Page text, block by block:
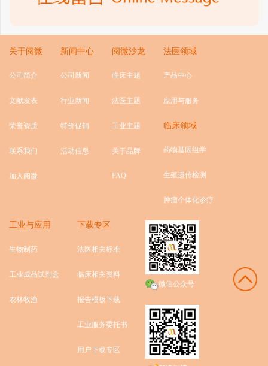
关于阅微
公司简介
文献发表
荣誉资质
联系我们
加入阅微
新闻中心
公司新闻
行业新闻
特价促销
活动信息
阅微沙龙
临床主题
法医主题
工业主题
关于品牌
FAQ
法医领域
产品中心
应用与服务
临床领域
药物基因组学
生殖遗传检测
肿瘤个体化诊疗
工业与应用
生物制药
工业成品试剂盒
农林牧渔
下载专区
法医相关标准
临床相关资料
报告模板下载
工业服务委托书
用户下载专区
微信公众号